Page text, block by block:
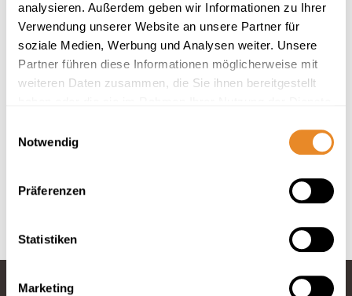
analysieren. Außerdem geben wir Informationen zu Ihrer
Verwendung unserer Website an unsere Partner für
soziale Medien, Werbung und Analysen weiter. Unsere
Partner führen diese Informationen möglicherweise mit
weiteren Daten zusammen, die Sie ihnen bereitgestellt
Notwendig
Präferenzen
Statistiken
Marketing
31 Bewertungen
Hotelbettwäsche und Handtücher inklusive.
Anreise 24/7 möglich.